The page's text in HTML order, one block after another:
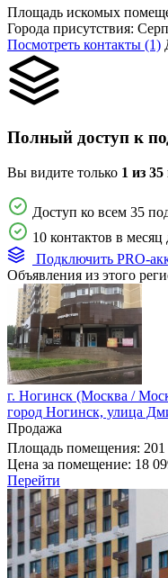
Площадь искомых
Города присутствия:
Посмотреть контакты (1)
Полный доступ к
Вы видите только 1 из
Доступ ко всем 35
10 контактов в месяц
Подключить PRO-
Объявления из этого
г. Ногинск (Москва /
город Ногинск, улица
Продажа
Площадь помещения:
Цена за помещение: 18
Перейти